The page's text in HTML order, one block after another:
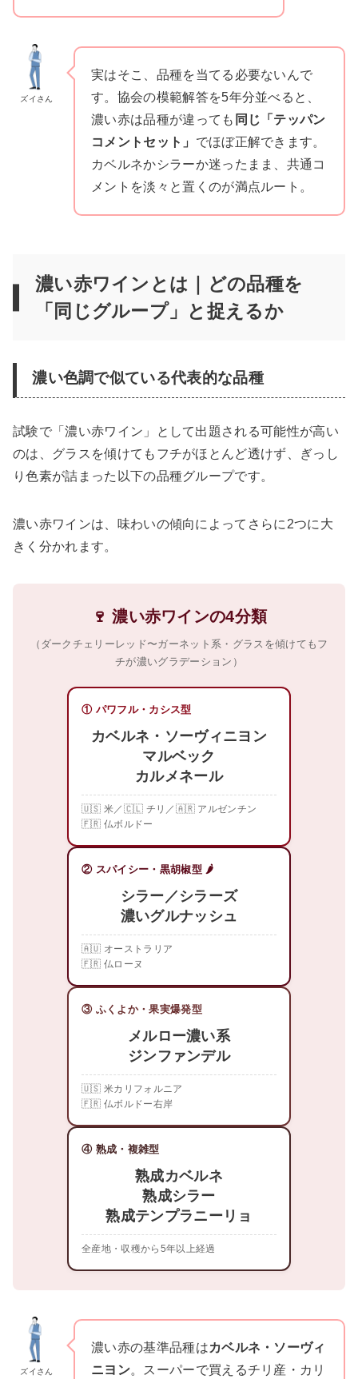
ズイさん
実はそこ、品種を当てる必要ないんで
す。協会の模範解答を5年分並べると、
濃い赤は品種が違っても 同じ「テッパン
コメントセット」 でほぼ正解できます。
カベルネかシラーか迷ったまま、共通コ
メントを淡々と置くのが満点ルート。
濃い赤ワインとは｜どの品種を
「同じグループ」と捉えるか
濃い色調で似ている代表的な品種
試験で「濃い赤ワイン」として出題される可能性が高い
のは、グラスを傾けてもフチがほとんど透けず、ぎっし
り色素が詰まった以下の品種グループです。
濃い赤ワインは、味わいの傾向によってさらに2つに大
きく分かれます。
🍷 濃い赤ワインの4分類
（ダークチェリーレッド〜ガーネット系・グラスを傾けてもフ
チが濃いグラデーション）
① パワフル・カシス型
カベルネ・ソーヴィニヨン
マルベック
カルメネール
🇺🇸 米／🇨🇱 チリ／🇦🇷 アルゼンチン
🇫🇷 仏ボルドー
② スパイシー・黒胡椒型 🌶️
シラー／シラーズ
濃いグルナッシュ
🇦🇺 オーストラリア
🇫🇷 仏ローヌ
③ ふくよか・果実爆発型
メルロー濃い系
ジンファンデル
🇺🇸 米カリフォルニア
🇫🇷 仏ボルドー右岸
④ 熟成・複雑型
熟成カベルネ
熟成シラー
熟成テンプラニーリョ
全産地・収穫から5年以上経過
ズイさん
濃い赤の基準品種はカベルネ・ソーヴィ
ニヨン。スーパーで買えるチリ産・カリ